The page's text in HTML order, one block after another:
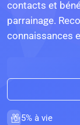
contacts et
parrainage.
connaissances
5% à vie